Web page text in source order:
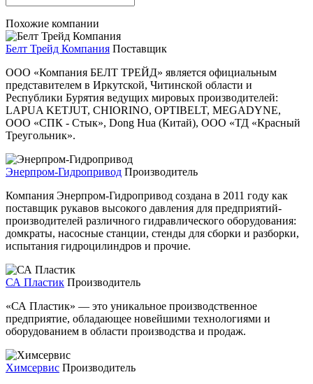
Похожие компании
Белт Трейд Компания Поставщик
ООО «Компания БЕЛТ ТРЕЙД» является официальным
представителем в Иркутской, Читинской области и
Республики Бурятия ведущих мировых производителей:
LAPUA KETJUT, CHIORINO, OPTIBELT, MEGADYNE,
ООО «СПК - Стык», Dong Hua (Китай), ООО «ТД «Красный
Треугольник».
Энерпром-Гидропривод Производитель
Компания Энерпром-Гидропривод создана в 2011 году как
поставщик рукавов высокого давления для предприятий-
производителей различного гидравлического оборудования:
домкраты, насосные станции, стенды для сборки и разборки,
испытания гидроцилиндров и прочие.
СА Пластик Производитель
«СА Пластик» — это уникальное производственное
предприятие, обладающее новейшими технологиями и
оборудованием в области производства и продаж.
Химсервис Производитель